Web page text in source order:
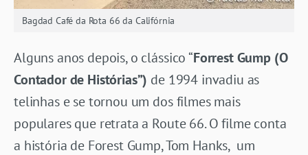
Bagdad Café da Rota 66 da Califórnia
Alguns anos depois, o clássico “Forrest Gump (O
Contador de Histórias”) de 1994 invadiu as
telinhas e se tornou um dos filmes mais
populares que retrata a Route 66. O filme conta
a história de Forest Gump, Tom Hanks, um